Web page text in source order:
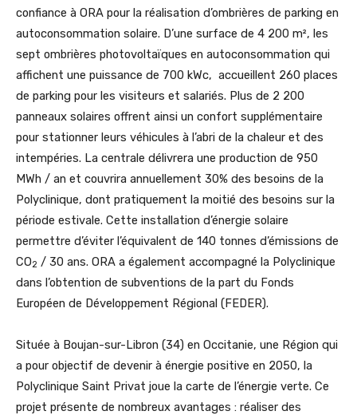
confiance à ORA pour la réalisation d’ombrières de parking en
autoconsommation solaire. D’une surface de 4 200 m², les
sept ombrières photovoltaïques en autoconsommation qui
affichent une puissance de 700 kWc, accueillent 260 places
de parking pour les visiteurs et salariés. Plus de 2 200
panneaux solaires offrent ainsi un confort supplémentaire
pour stationner leurs véhicules à l’abri de la chaleur et des
intempéries. La centrale délivrera une production de 950
MWh / an et couvrira annuellement 30% des besoins de la
Polyclinique, dont pratiquement la moitié des besoins sur la
période estivale. Cette installation d’énergie solaire
permettre d’éviter l’équivalent de 140 tonnes d’émissions de
CO2 / 30 ans. ORA a également accompagné la Polyclinique
dans l’obtention de subventions de la part du Fonds
Européen de Développement Régional (FEDER).
Située à Boujan-sur-Libron (34) en Occitanie, une Région qui
a pour objectif de devenir à énergie positive en 2050, la
Polyclinique Saint Privat joue la carte de l’énergie verte. Ce
projet présente de nombreux avantages : réaliser des